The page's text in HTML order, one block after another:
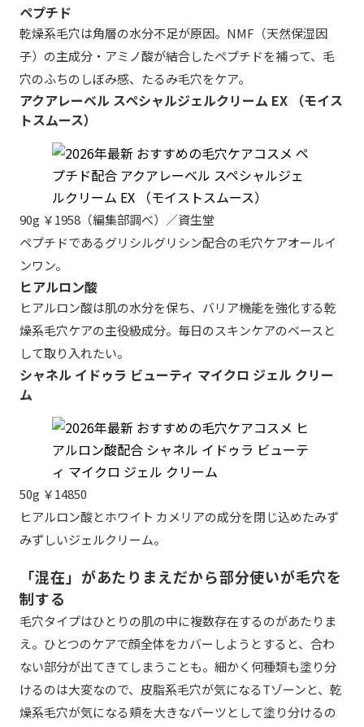
ペプチド
乾燥系毛穴は角層の水分不足が原因。NMF（天然保湿因
子）の主成分・アミノ酸が結合したペプチドを補って、毛
穴のふちのしぼみ感、たるみ毛穴をケア。
アクアレーベル スペシャルジェルクリーム EX （モイス
トスムース）
90g ￥1958（編集部調べ）／資生堂
ペプチドであるグリシルグリシン配合の毛穴ケアオールイ
ンワン。
ヒアルロン酸
ヒアルロン酸は肌の水分を保ち、バリア機能を強化する乾
燥系毛穴ケアの主役級成分。毎日のスキンケアのベースと
して取り入れたい。
シャネル イドゥラ ビューティ マイクロ ジェル クリー
ム
50g ￥14850
ヒアルロン酸とホワイト カメリアの成分を閉じ込めたみず
みずしいジェルクリーム。
「混在」があたりまえだから部分使いが毛穴を
制する
毛穴タイプはひとりの肌の中に複数存在するのがあたりま
え。ひとつのケアで顔全体をカバーしようとすると、合わ
ない部分が出てきてしまうことも。細かく何種類も塗り分
けるのは大変なので、皮脂系毛穴が気になるTゾーンと、乾
燥系毛穴が気になる頬を大きなパーツとして塗り分けるの